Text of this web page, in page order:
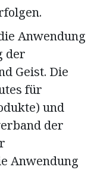
Anwendung
der
Geist. Die
für
und
der
Anwendung